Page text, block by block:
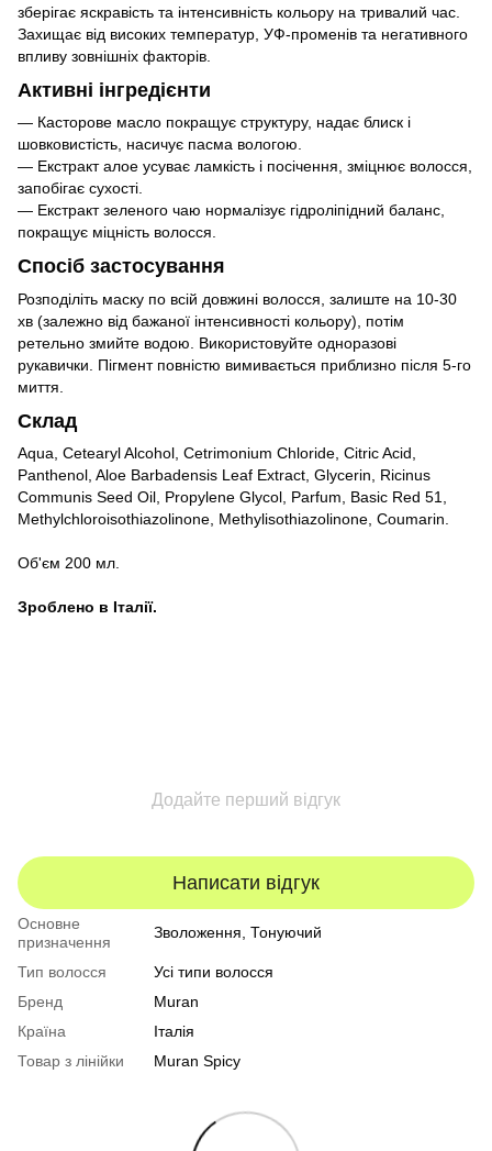
зберігає яскравість та інтенсивність кольору на тривалий час.
Захищає від високих температур, УФ-променів та негативного
впливу зовнішніх факторів.
Активні інгредієнти
— Касторове масло покращує структуру, надає блиск і
шовковистість, насичує пасма вологою.
— Екстракт алое усуває ламкість і посічення, зміцнює волосся,
запобігає сухості.
— Екстракт зеленого чаю нормалізує гідроліпідний баланс,
покращує міцність волосся.
Спосіб застосування
Розподіліть маску по всій довжині волосся, залиште на 10-30
хв (залежно від бажаної інтенсивності кольору), потім
ретельно змийте водою. Використовуйте одноразові
рукавички. Пігмент повністю вимивається приблизно після 5-го
миття.
Склад
Aqua, Cetearyl Alcohol, Cetrimonium Chloride, Citric Acid,
Panthenol, Aloe Barbadensis Leaf Extract, Glycerin, Ricinus
Communis Seed Oil, Propylene Glycol, Parfum, Basic Red 51,
Methylchloroisothiazolinone, Methylisothiazolinone, Coumarin.
Об'єм 200 мл.
Зроблено в Італії.
Додайте перший відгук
Написати відгук
Основне
призначення
Зволоження, Тонуючий
Тип волосся
Усі типи волосся
Бренд
Muran
Країна
Італія
Товар з лінійки
Muran Spicy